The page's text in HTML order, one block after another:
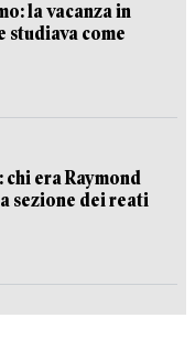
la vacanza in
studiava come
chi era Raymond
sezione dei reati